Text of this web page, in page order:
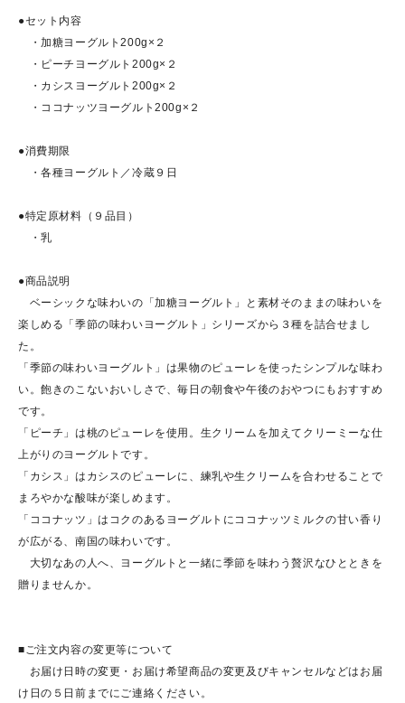
●セット内容
・加糖ヨーグルト200g×２
・ピーチヨーグルト200g×２
・カシスヨーグルト200g×２
・ココナッツヨーグルト200g×２
●消費期限
・各種ヨーグルト／冷蔵９日
●特定原材料（９品目）
・乳
●商品説明
ベーシックな味わいの「加糖ヨーグルト」と素材そのままの味わいを
楽しめる「季節の味わいヨーグルト」シリーズから３種を詰合せまし
た。
「季節の味わいヨーグルト」は果物のピューレを使ったシンプルな味わ
い。飽きのこないおいしさで、毎日の朝食や午後のおやつにもおすすめ
です。
「ピーチ」は桃のピューレを使用。生クリームを加えてクリーミーな仕
上がりのヨーグルトです。
「カシス」はカシスのピューレに、練乳や生クリームを合わせることで
まろやかな酸味が楽しめます。
「ココナッツ」はコクのあるヨーグルトにココナッツミルクの甘い香り
が広がる、南国の味わいです。
大切なあの人へ、ヨーグルトと一緒に季節を味わう贅沢なひとときを
贈りませんか。
■ご注文内容の変更等について
お届け日時の変更・お届け希望商品の変更及びキャンセルなどはお届
け日の５日前までにご連絡ください。